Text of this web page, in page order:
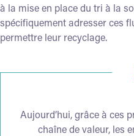
à la mise en place du tri à la
spécifiquement adresser ces
permettre leur recyclage.
Aujourd’hui, grâce à ces
chaîne de valeur, les